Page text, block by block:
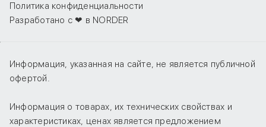
Политика конфиденциальности
Разработано с ❤ в NORDER
Информация, указанная на сайте, не является публичной
офертой.
Информация о товарах, их технических свойствах и
характеристиках, ценах является предложением